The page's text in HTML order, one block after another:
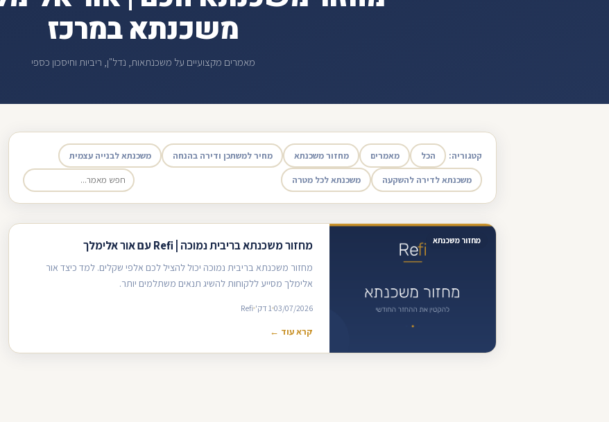
משכנתא במרכז
מאמרים מקצועיים על משכנתאות, נדל"ן, ריביות וחיסכון כספי
קטגוריה: הכל מאמרים מחזור משכנתא מחיר למשתכן ודירה בהנחה משכנתא לבנייה עצמית
משכנתא לדירה להשקעה משכנתא לכל מטרה
מחזור משכנתא מחזור משכנתא בריבית נמוכה | Refi עם אור אלימלך
מחזור משכנתא בריבית נמוכה יכול להציל לכם אלפי שקלים. למד כיצד אור
אלימלך מסייע ללקוחות להשיג תנאים משתלמים יותר.
03/07/2026 1 דק' Refi
קרא עוד ←